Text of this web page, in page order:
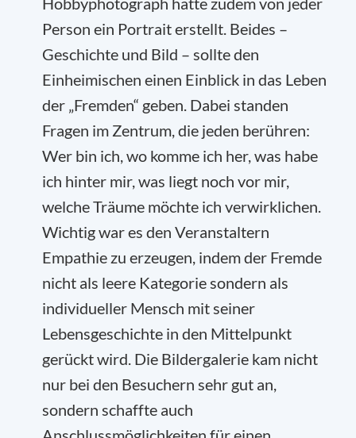
Person ein Portrait erstellt. Beides –
Geschichte und Bild – sollte den
Einheimischen einen Einblick in das Leben
der „Fremden“ geben. Dabei standen
Fragen im Zentrum, die jeden berühren:
Wer bin ich, wo komme ich her, was habe
ich hinter mir, was liegt noch vor mir,
welche Träume möchte ich verwirklichen.
Wichtig war es den Veranstaltern
Empathie zu erzeugen, indem der Fremde
nicht als leere Kategorie sondern als
individueller Mensch mit seiner
Lebensgeschichte in den Mittelpunkt
gerückt wird. Die Bildergalerie kam nicht
nur bei den Besuchern sehr gut an,
sondern schaffte auch